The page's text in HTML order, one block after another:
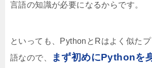
言語の知識が必要になるからです。
といっても、PythonとRはよく似た
語なので、
まず初めにPythonを